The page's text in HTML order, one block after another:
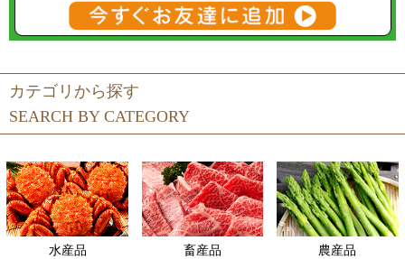
SEARCH BY CATEGORY
カテゴリから探す
水産品 畜産品 農産品